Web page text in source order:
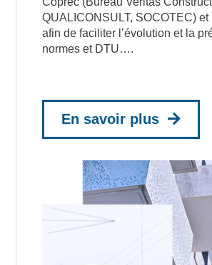
QUALICONSULT, SOCOTEC) et
afin de faciliter l’évolution et la
normes et DTU….
En savoir plus